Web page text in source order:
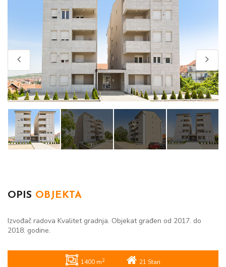
OPIS OBJEKTA
Izvođač radova Kvalitet gradnja. Objekat građen od 2017. do
2018. godine.
1400 m2 21 Stan